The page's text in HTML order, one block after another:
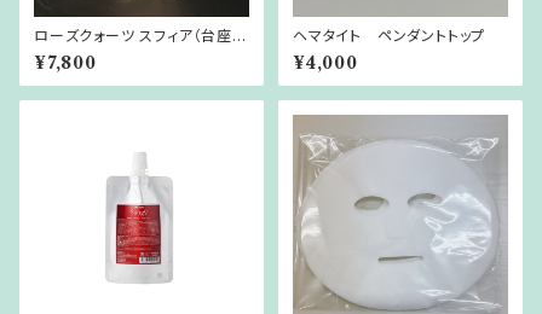
ローズクォーツ スフィア（台座付
き）
¥7,800
ヘマタイト ペンダントトップ
¥4,000